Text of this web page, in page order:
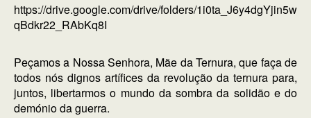
https://drive.google.com/drive/folders/1i0ta_J6y4dgYjin5w
qBdkr22_RAbKq8I
Peçamos a Nossa Senhora, Mãe da Ternura, que faça de
todos nós dignos artífices da revolução da ternura para,
juntos, libertarmos o mundo da sombra da solidão e do
demónio da guerra.